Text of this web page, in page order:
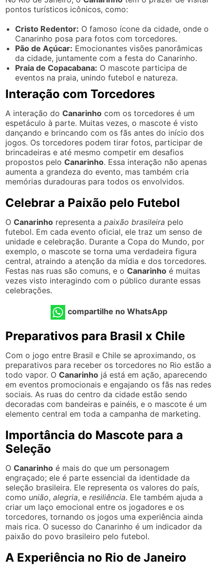
pontos turísticos icônicos, como:
Cristo Redentor: O famoso ícone da cidade, onde o
Canarinho posa para fotos com torcedores.
Pão de Açúcar: Emocionantes visões panorâmicas
da cidade, juntamente com a festa do Canarinho.
Praia de Copacabana: O mascote participa de
eventos na praia, unindo futebol e natureza.
Interação com Torcedores
A interação doCanarinho com os torcedores é um
espetáculo à parte. Muitas vezes, o mascote é visto
dançando e brincando com os fãs antes do início dos
jogos. Os torcedores podem tirar fotos, participar de
brincadeiras e até mesmo competir em desafios
propostos peloCanarinho. Essa interação não apenas
aumenta a grandeza do evento, mas também cria
memórias duradouras para todos os envolvidos.
Celebrar a Paixão pelo Futebol
OCanarinho representa apaixão brasileira pelo
futebol. Em cada evento oficial, ele traz um senso de
unidade e celebração. Durante a Copa do Mundo, por
exemplo, o mascote se torna uma verdadeira figura
central, atraindo a atenção da mídia e dos torcedores.
Festas nas ruas são comuns, e oCanarinho é muitas
vezes visto interagindo com o público durante essas
celebrações.
compartilhe no WhatsApp
Preparativos para Brasil x Chile
Com o jogo entre Brasil e Chile se aproximando, os
preparativos para receber os torcedores no Rio estão a
todo vapor. OCanarinho já está em ação, aparecendo
em eventos promocionais e engajando os fãs nas redes
sociais. As ruas do centro da cidade estão sendo
decoradas com bandeiras e painéis, e o mascote é um
elemento central em toda a campanha de marketing.
Importância do Mascote para a
Seleção
OCanarinho é mais do que um personagem
engraçado; ele é parte essencial da identidade da
seleção brasileira. Ele representa os valores do país,
como união,alegria, eresiliência. Ele também ajuda a
criar um laço emocional entre os jogadores e os
torcedores, tornando os jogos uma experiência ainda
mais rica. O sucesso do Canarinho é um indicador da
paixão do povo brasileiro pelo futebol.
A Experiência no Rio de Janeiro